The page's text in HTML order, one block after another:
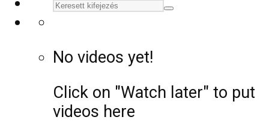
No videos yet!
Click on "Watch later" to put
videos here